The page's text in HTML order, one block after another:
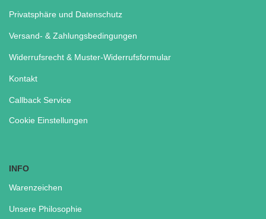
Privatsphäre und Datenschutz
Versand- & Zahlungsbedingungen
Widerrufsrecht & Muster-Widerrufsformular
Kontakt
Callback Service
Cookie Einstellungen
INFO
Warenzeichen
Unsere Philosophie